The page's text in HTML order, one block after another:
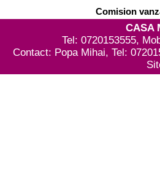
Comision
CASA
Tel: 0720153555,
Contact: Popa Mihai, Tel: